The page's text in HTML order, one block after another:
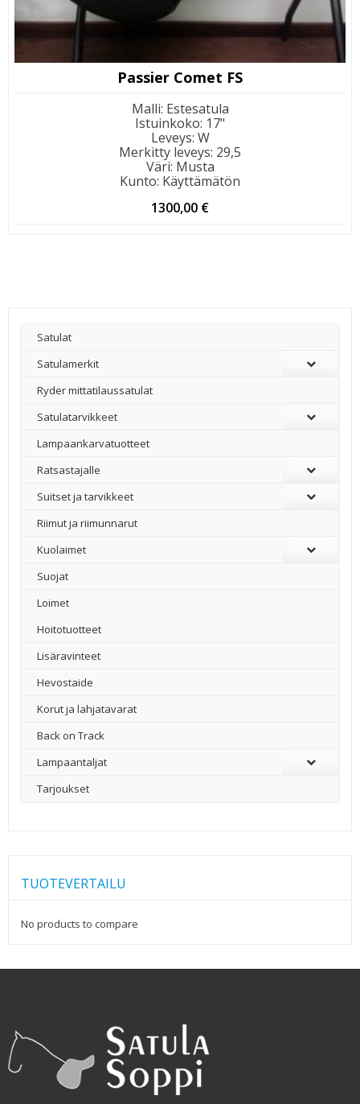
Passier Comet FS
Malli: Estesatula
Istuinkoko: 17"
Leveys: W
Merkitty leveys: 29,5
Väri: Musta
Kunto: Käyttämätön
1300,00 €
Satulat
Satulamerkit
Ryder mittatilaussatulat
Satulatarvikkeet
–
Lampaankarvatuotteet
Ratsastajalle
Suitset ja tarvikkeet
Riimut ja riimunnarut
Kuolaimet
Suojat
Loimet
Hoitotuotteet
Lisäravinteet
Hevostaide
Korut ja lahjatavarat
Back on Track
Lampaantaljat
Tarjoukset
TUOTEVERTAILU
No products to compare